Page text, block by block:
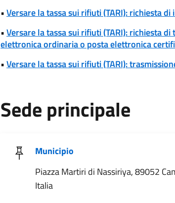
•Versare la tassa sui rifiuti (TARI): richiesta
•Versare la tassa sui rifiuti (TARI): richiesta
elettronica ordinaria o posta elettronica
•Versare la tassa sui rifiuti (TARI):
Sede principale
Municipio
Piazza Martiri di Nassiriya, 89052
Italia